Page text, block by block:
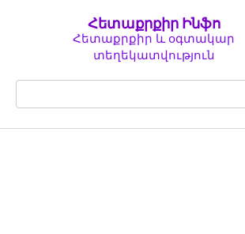
Հետաքրքիր Ինֆո
Հետաքրքիր և օգտակար
տեղեկատվություն